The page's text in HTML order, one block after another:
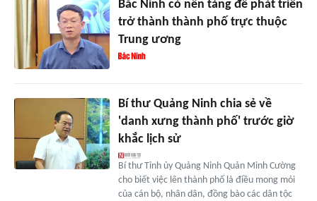
Bắc Ninh có nền tảng để phát triển
trở thành thành phố trực thuộc
Trung ương
Bí thư Quảng Ninh chia sẻ về
'danh xưng thành phố' trước giờ
khắc lịch sử
Bí thư Tỉnh ủy Quảng Ninh Quản Minh Cường
cho biết việc lên thành phố là điều mong mỏi
của cán bộ, nhân dân, đồng bào các dân tộc